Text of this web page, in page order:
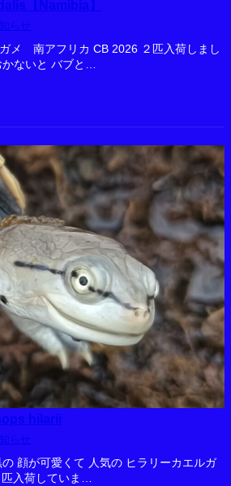
【Namibia】
知らせ
メ 南アフリカ CB 2026 ２匹入荷しまし
ないと バブと…
hilarii
知らせ
顔が可愛くて 人気の ヒラリーカエルガ
匹入荷していま…